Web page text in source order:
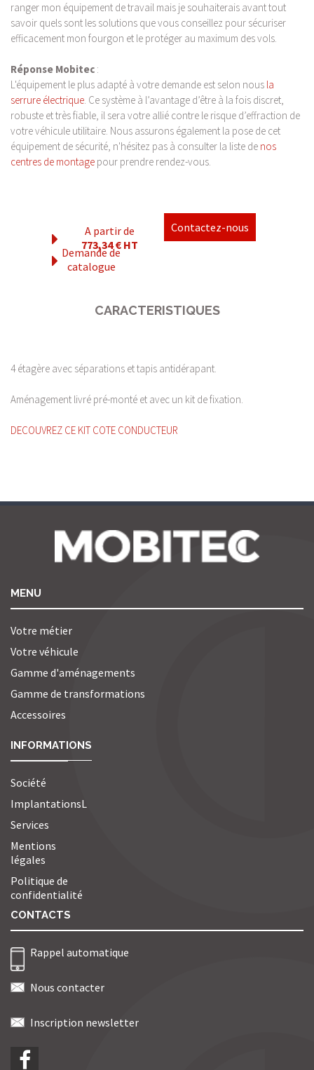
ranger mon équipement de travail mais je souhaiterais avant tout
savoir quels sont les solutions que vous conseillez pour sécuriser
efficacement mon fourgon et le protéger au maximum des vols.
Réponse Mobitec :
L'équipement le plus adapté à votre demande est selon nous la
serrure électrique. Ce système à l’avantage d’être à la fois discret,
robuste et très fiable, il sera votre allié contre le risque d’effraction de
votre véhicule utilitaire. Nous assurons également la pose de cet
équipement de sécurité, n'hésitez pas à consulter la liste de nos
centres de montage pour prendre rendez-vous.
A partir de
773,34 € HT
Demande de
catalogue
Contactez-nous
CARACTERISTIQUES
4 étagère avec séparations et tapis antidérapant.
Aménagement livré pré-monté et avec un kit de fixation.
DECOUVREZ CE KIT COTE CONDUCTEUR
MENU
Votre métier
Votre véhicule
Gamme d'aménagements
Gamme de transformations
Accessoires
INFORMATIONS
Société
ImplantationsL
Services
Mentions
légales
Politique de
confidentialité
CONTACTS
Rappel automatique
Nous contacter
Inscription newsletter